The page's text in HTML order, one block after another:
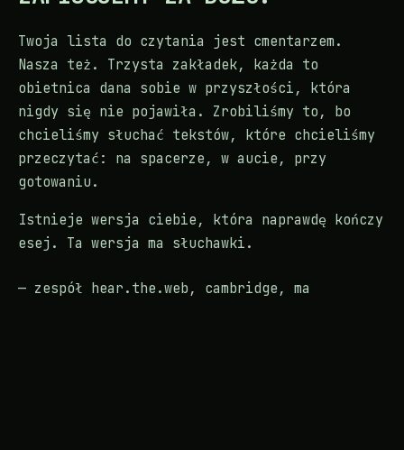
Twoja lista do czytania jest cmentarzem.
Nasza też. Trzysta zakładek, każda to
obietnica dana sobie w przyszłości, która
nigdy się nie pojawiła. Zrobiliśmy to, bo
chcieliśmy słuchać tekstów, które chcieliśmy
przeczytać: na spacerze, w aucie, przy
gotowaniu.
Istnieje wersja ciebie, która naprawdę kończy
esej. Ta wersja ma słuchawki.
— zespół hear.the.web, cambridge, ma